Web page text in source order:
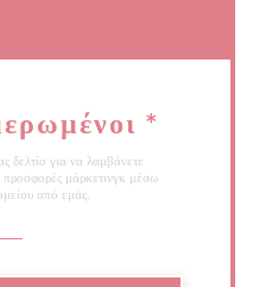
*
δελτίο για να λαμβάνετε
προσφορές μάρκετινγκ μέσω
από εμάς.